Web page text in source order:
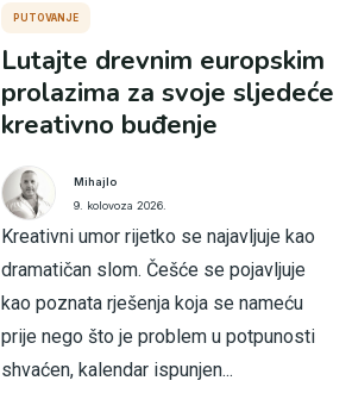
PUTOVANJE
Lutajte drevnim europskim
prolazima za svoje sljedeće
kreativno buđenje
Mihajlo
9. kolovoza 2026.
Kreativni umor rijetko se najavljuje kao
dramatičan slom. Češće se pojavljuje
kao poznata rješenja koja se nameću
prije nego što je problem u potpunosti
shvaćen, kalendar ispunjen...